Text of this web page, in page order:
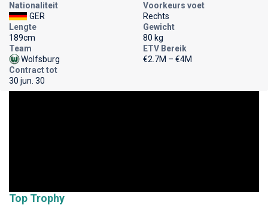
Nationaliteit
GER
Voorkeurs voet
Rechts
Lengte
189cm
Gewicht
80 kg
Team
Wolfsburg
ETV Bereik
€2.7M – €4M
Contract tot
30 jun. 30
Top Trophy